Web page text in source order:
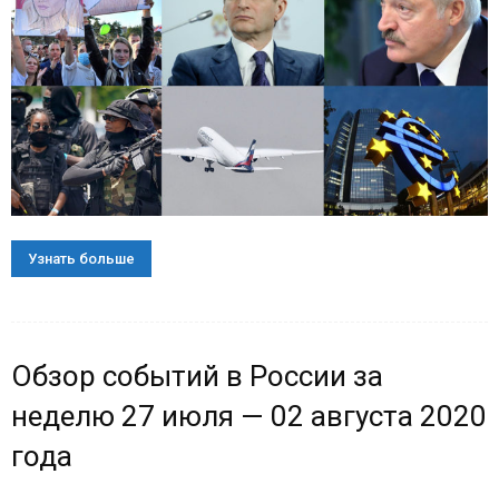
Узнать больше
Обзор событий в России за
неделю 27 июля — 02 августа 2020
года